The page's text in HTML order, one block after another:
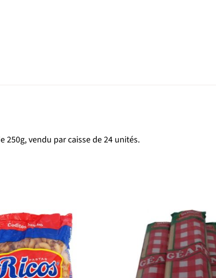
250g, vendu par caisse de 24 unités.